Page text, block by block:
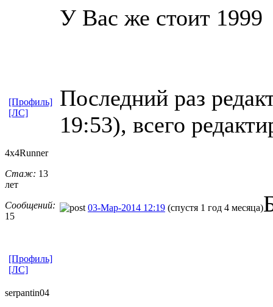
У Вас же стоит 1999
Последний раз
19:53), всего
[Профиль]
[ЛС]
4x4Runner
Стаж: 13
лет
Сообщений:
15
03-Мар-2014 12:19 (спустя 1 год 4 месяца)
[Профиль]
[ЛС]
serpantin04